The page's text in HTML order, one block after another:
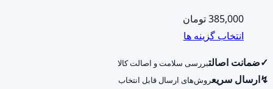
است
در
صفحه
محصول
385,000تومان
انتخاب گزینه ها
دارای
انواع
✓ضمانت اصالتبررسی سلامت و اصالت کالا
↯ارسال سریعروش‌های ارسال قابل انتخاب